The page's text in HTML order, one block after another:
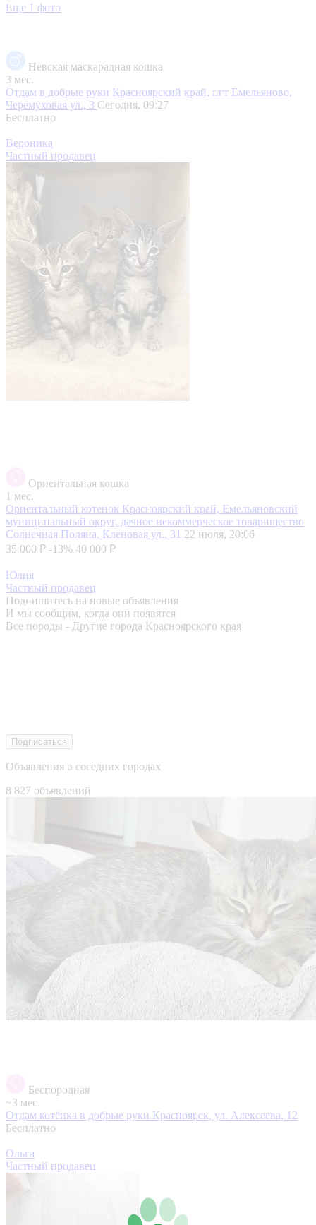
Еще 1 фото
Невская маскарадная кошка
3 мес.
Отдам в добрые руки Красноярский край, пгт Емельяново,
Черёмуховая ул., 3 Сегодня, 09:27
Бесплатно
Вероника
Частный продавец
Ориентальная кошка
1 мес.
Ориентальный котенок Красноярский край, Емельяновский
муниципальный округ, дачное некоммерческое товарищество
Солнечная Поляна, Кленовая ул., 31 22 июля, 20:06
35 000 ₽ -13% 40 000 ₽
Юлия
Частный продавец
Подпишитесь на новые объявления
И мы сообщим, когда они появятся
Все породы - Другие города Красноярского края
Подписаться
Объявления в соседних городах
8 827 объявлений
Беспородная
~3 мес.
Отдам котёнка в добрые руки Красноярск, ул. Алексеева, 12
Бесплатно
Ольга
Частный продавец